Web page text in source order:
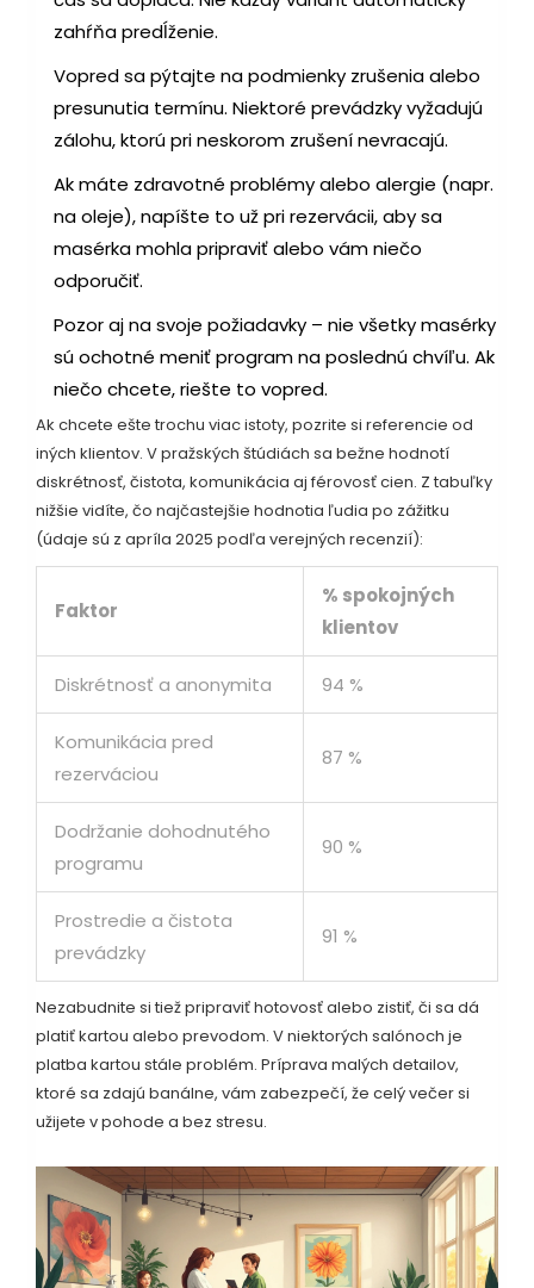
zahŕňa predĺženie.
Vopred sa pýtajte na podmienky zrušenia alebo
presunutia termínu. Niektoré prevádzky vyžadujú
zálohu, ktorú pri neskorom zrušení nevracajú.
Ak máte zdravotné problémy alebo alergie (napr.
na oleje), napíšte to už pri rezervácii, aby sa
masérka mohla pripraviť alebo vám niečo
odporučiť.
Pozor aj na svoje požiadavky – nie všetky masérky
sú ochotné meniť program na poslednú chvíľu. Ak
niečo chcete, riešte to vopred.
Ak chcete ešte trochu viac istoty, pozrite si referencie od
iných klientov. V pražských štúdiách sa bežne hodnotí
diskrétnosť, čistota, komunikácia aj férovosť cien. Z tabuľky
nižšie vidíte, čo najčastejšie hodnotia ľudia po zážitku
(údaje sú z apríla 2025 podľa verejných recenzií):
Faktor
% spokojných
klientov
Diskrétnosť a anonymita 94 %
Komunikácia pred
rezerváciou
87 %
Dodržanie dohodnutého
programu
90 %
Prostredie a čistota
prevádzky
91 %
Nezabudnite si tiež pripraviť hotovosť alebo zistiť, či sa dá
platiť kartou alebo prevodom. V niektorých salónoch je
platba kartou stále problém. Príprava malých detailov,
ktoré sa zdajú banálne, vám zabezpečí, že celý večer si
užijete v pohode a bez stresu.